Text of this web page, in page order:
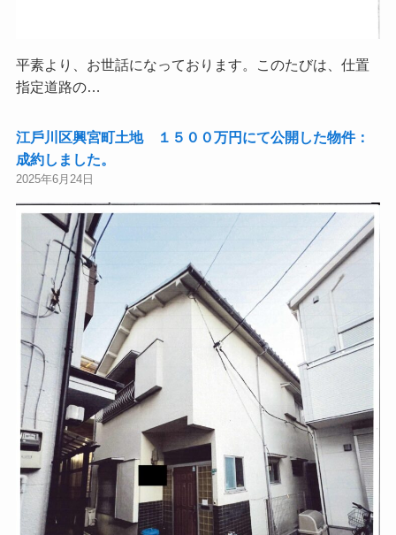
平素より、お世話になっております。このたびは、仕置
指定道路の…
江⼾川区興宮町土地 １５００万円にて公開した物件：
成約しました。
2025年6月24日